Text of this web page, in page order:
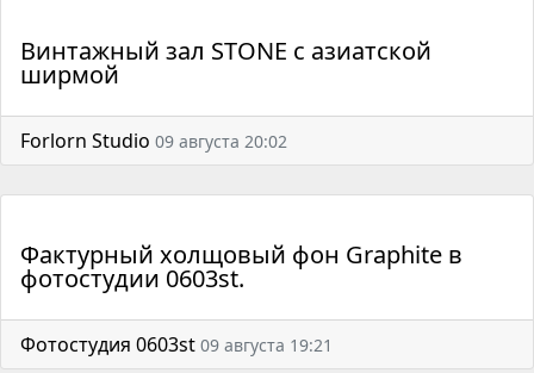
Винтажный зал STONE с азиатской
ширмой
Forlorn Studio 09 августа 20:02
Фактурный холщовый фон Graphite в
фотостудии 0603st.
Фотостудия 0603st 09 августа 19:21